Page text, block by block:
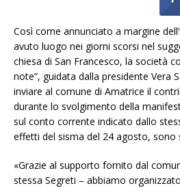
Così come annunciato a margine
avuto luogo nei giorni scorsi nel
chiesa di San Francesco, la società
note”, guidata dalla presidente Vera
inviare al comune di Amatrice il
durante lo svolgimento della
sul conto corrente indicato dallo
effetti del sisma del 24 agosto, sono
«Grazie al supporto fornito dal
stessa Segreti – abbiamo